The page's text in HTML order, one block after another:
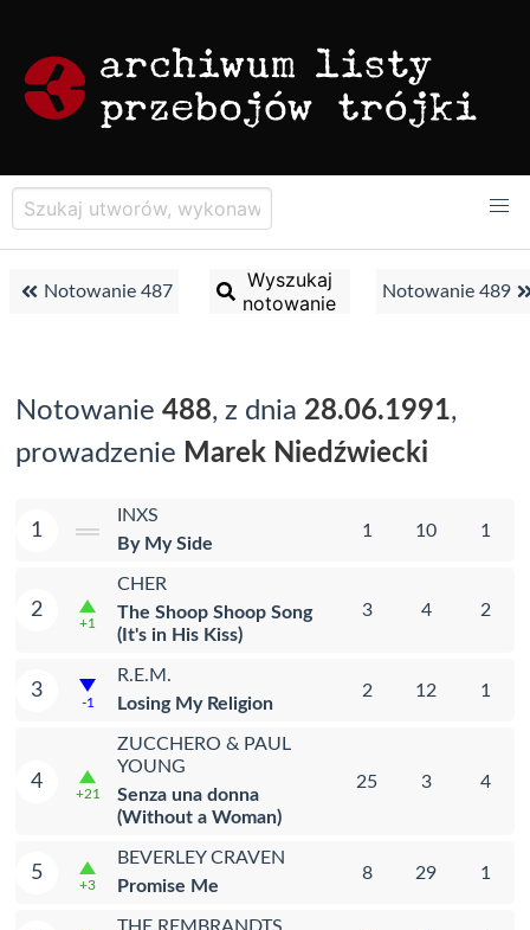
Notowanie 487
Wyszukaj
notowanie
Notowanie 489
Notowanie 488, z dnia 28.06.1991,
prowadzenie Marek Niedźwiecki
1
INXS
By My Side
1 10 1
2
+1
CHER
The Shoop Shoop Song
(It's in His Kiss)
3 4 2
3
-1
R.E.M.
Losing My Religion
2 12 1
4
+21
ZUCCHERO & PAUL
YOUNG
Senza una donna
(Without a Woman)
25 3 4
5
+3
BEVERLEY CRAVEN
Promise Me
8 29 1